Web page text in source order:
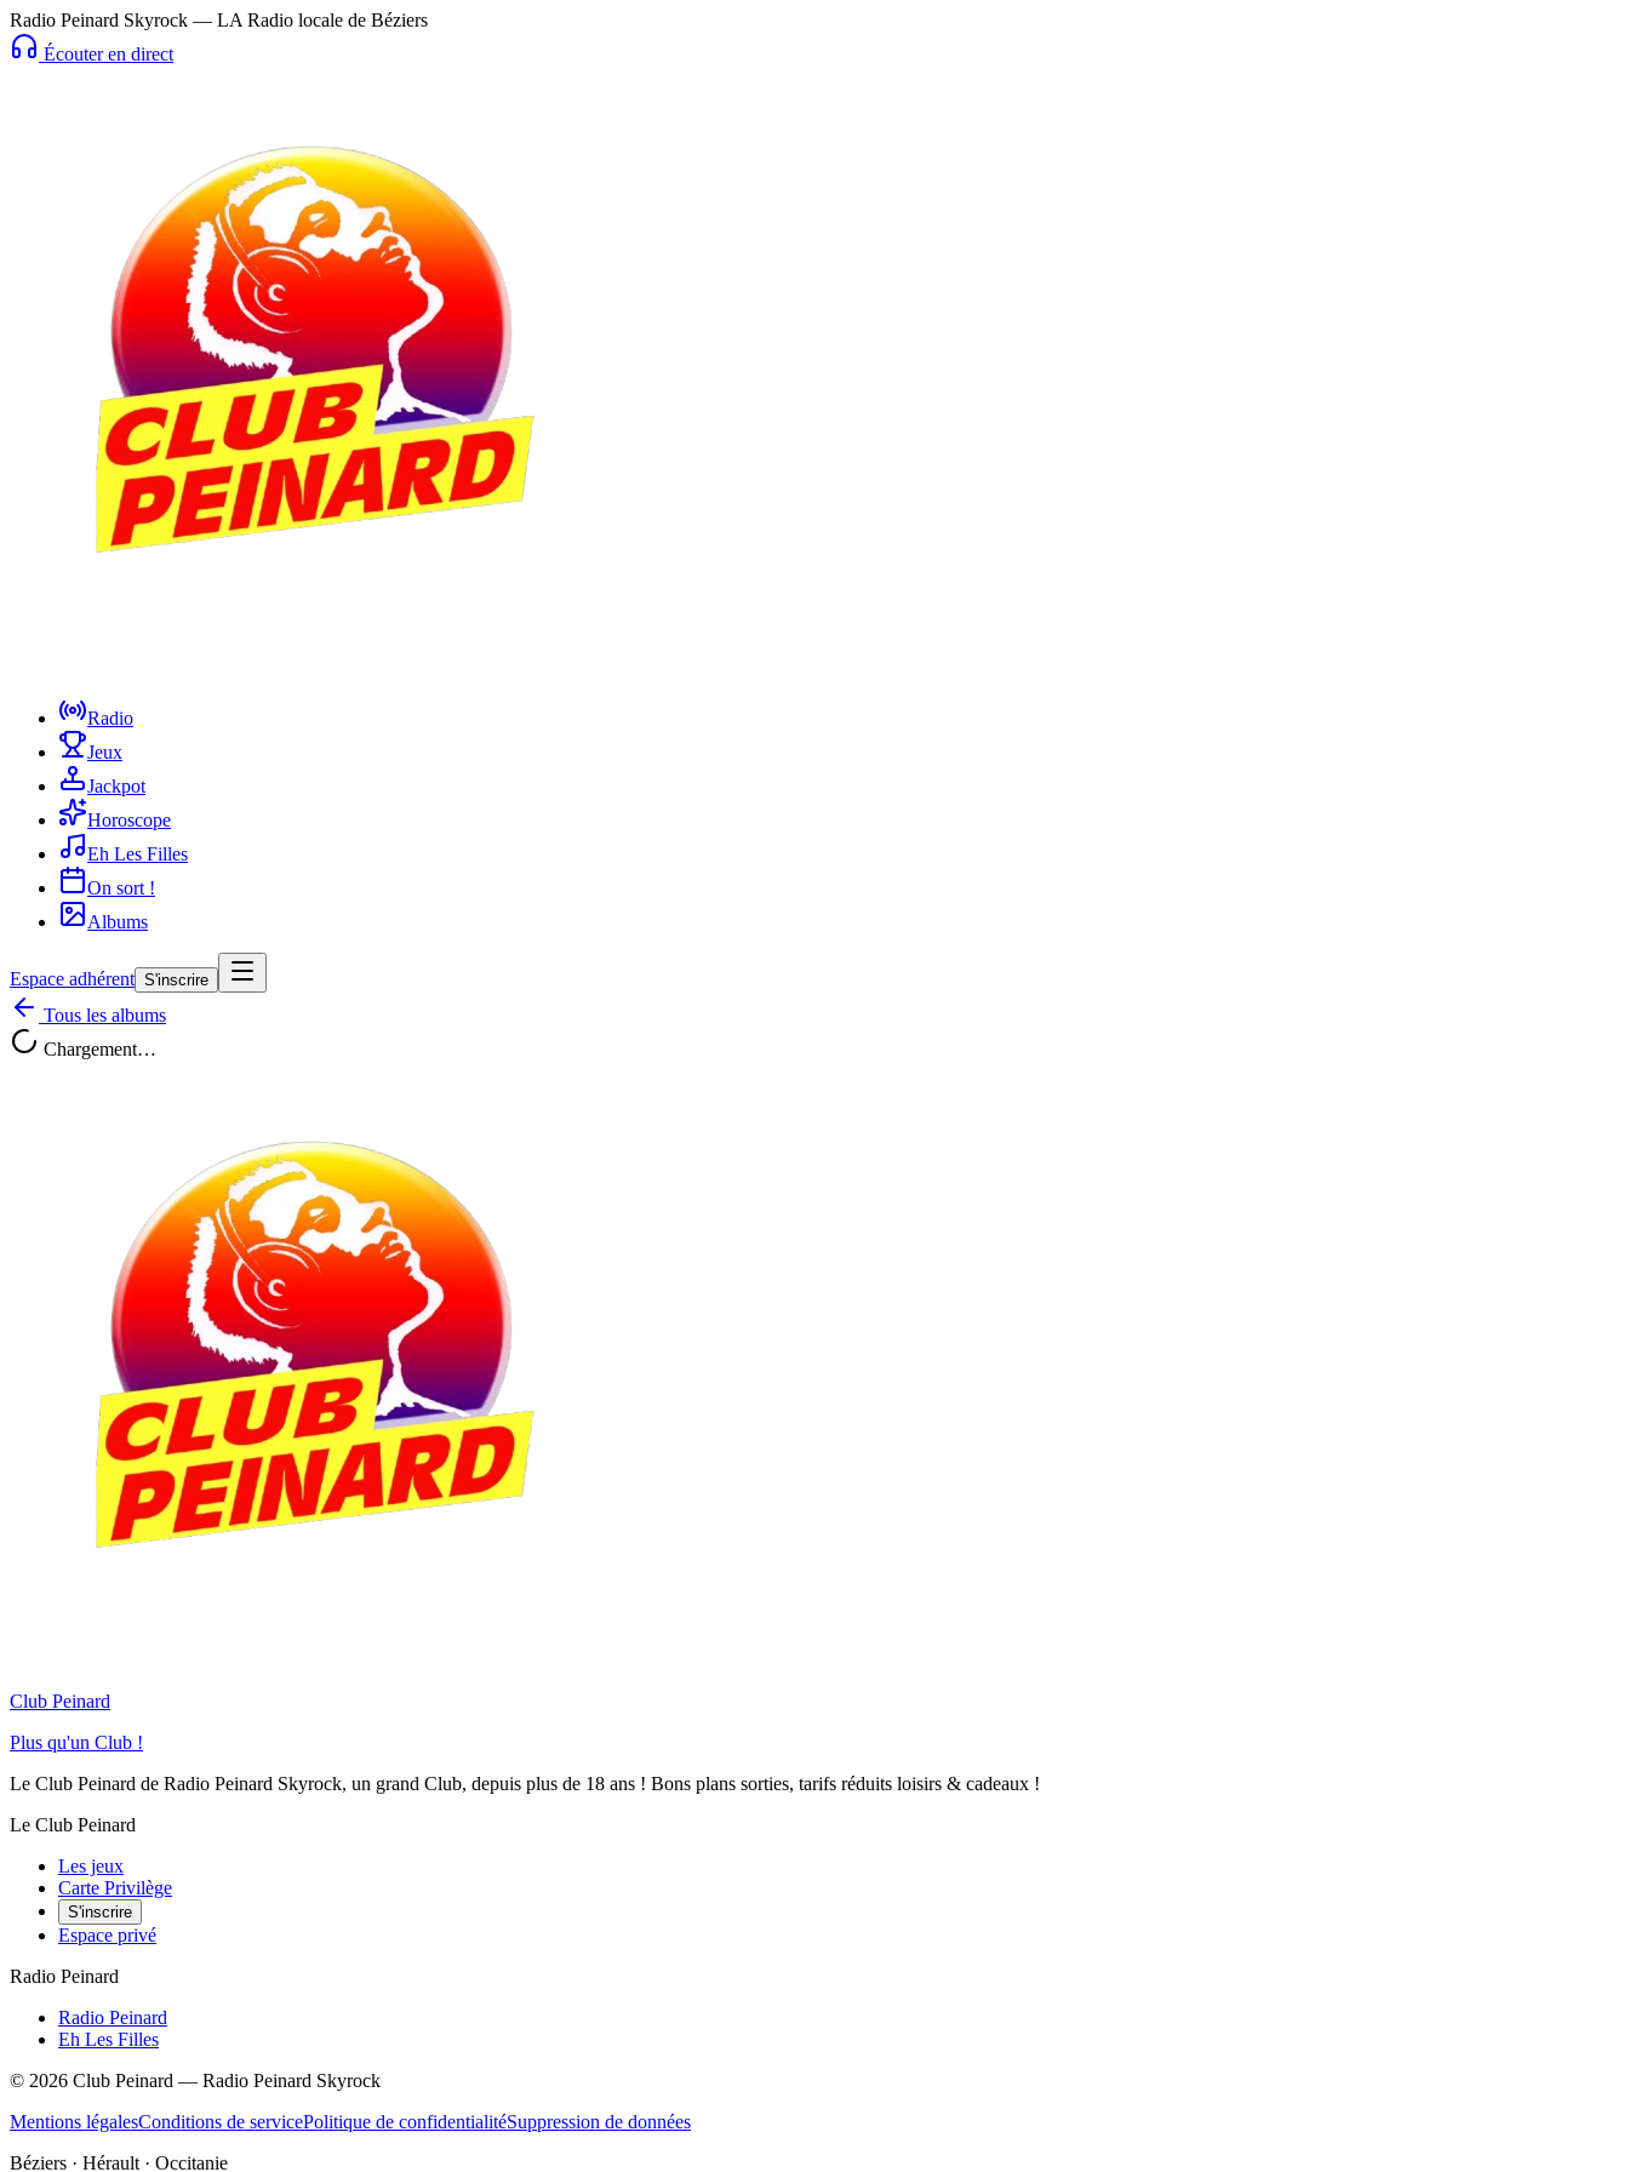
Radio Peinard Skyrock — LA Radio locale de Béziers
Écouter en direct
Radio
Jeux
Jackpot
Horoscope
Eh Les Filles
On sort !
Albums
Espace adhérent S'inscrire
Tous les albums
Chargement…
Club Peinard
Plus qu'un Club !
Le Club Peinard de Radio Peinard Skyrock, un grand Club, depuis plus de 18 ans ! Bons plans sorties, tarifs réduits loisirs & cadeaux !
Le Club Peinard
Les jeux
Carte Privilège
S'inscrire
Espace privé
Radio Peinard
Radio Peinard
Eh Les Filles
© 2026 Club Peinard — Radio Peinard Skyrock
Mentions légalesConditions de servicePolitique de confidentialitéSuppression de données
Béziers · Hérault · Occitanie